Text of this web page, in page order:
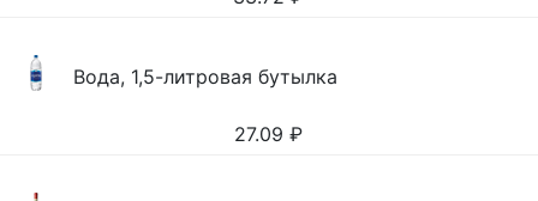
Вода, 1,5-литровая бутылка
27.09 ₽